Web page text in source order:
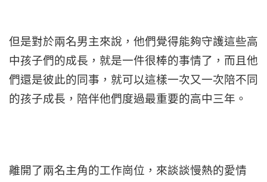
但是對於兩名男主來說，他們覺得能夠守護這些高
中孩子們的成長，就是一件很棒的事情了，而且他
們還是彼此的同事，就可以這樣一次又一次陪不同
的孩子成長，陪伴他們度過最重要的高中三年。
離開了兩名主角的工作崗位，來談談慢熱的愛情